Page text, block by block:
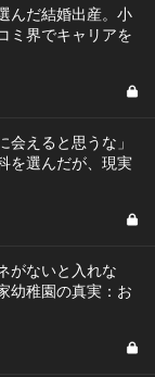
んだ結婚出産。小
ミ界でキャリアを
会えると思うな」
を選んだが、現実
がないと入れな
幼稚園の真実：お